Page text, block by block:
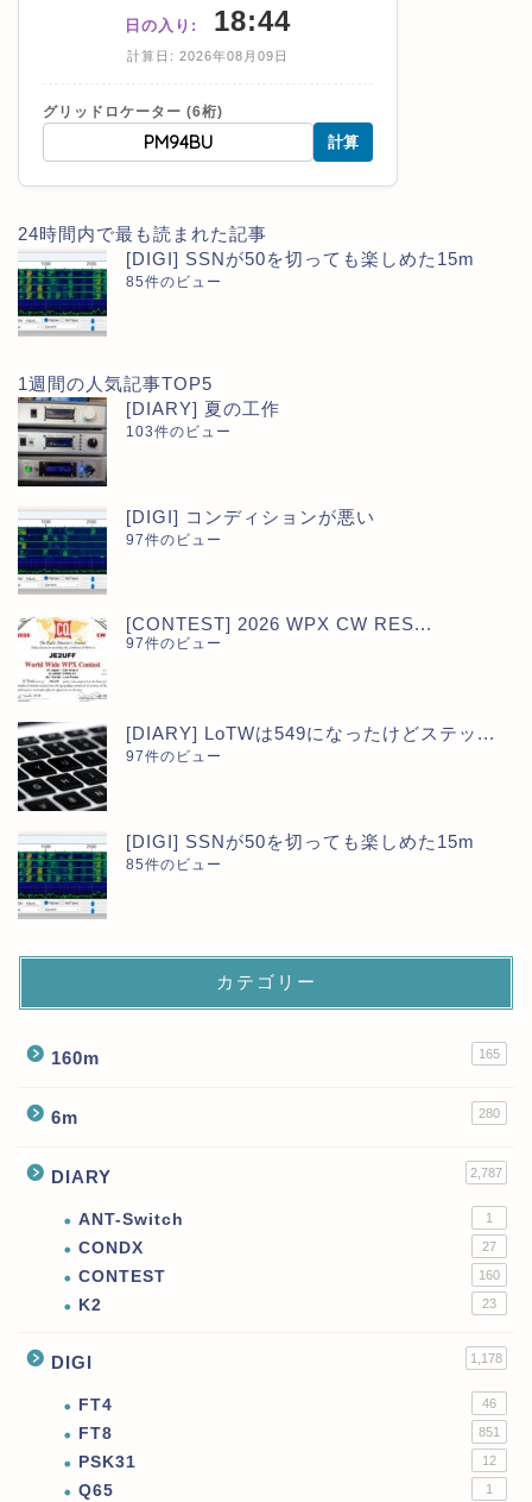
日の入り: 18:44
計算日: 2026年08月09日
グリッドロケーター (6桁)
計算
24時間内で最も読まれた記事
[DIGI] SSNが50を切っても楽しめた15m
85件のビュー
1週間の人気記事TOP5
[DIARY] 夏の工作
103件のビュー
[DIGI] コンディションが悪い
97件のビュー
[CONTEST] 2026 WPX CW RES...
97件のビュー
[DIARY] LoTWは549になったけどステッ...
97件のビュー
[DIGI] SSNが50を切っても楽しめた15m
85件のビュー
カテゴリー
160m 165
6m 280
DIARY 2,787
ANT-Switch 1
CONDX 27
CONTEST 160
K2 23
DIGI 1,178
FT4 46
FT8 851
PSK31 12
Q65 1